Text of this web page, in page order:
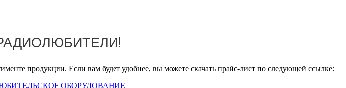
продукции. Если вам будет удобнее, вы можете скачать прайс-лист по следующей ссылке:
ОБОРУДОВАНИЕ